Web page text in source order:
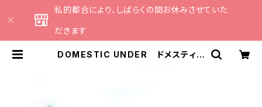
私的都合により、しばらくの間お休みさせていた
だきます
DOMESTIC UNDER ドメスティッ